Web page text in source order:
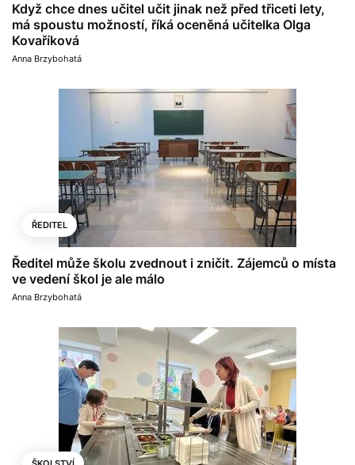
Když chce dnes učitel učit jinak než před třiceti lety,
má spoustu možností, říká oceněná učitelka Olga
Kovaříková
Anna Brzybohatá
ŘEDITEL
Ředitel může školu zvednout i zničit. Zájemců o místa
ve vedení škol je ale málo
Anna Brzybohatá